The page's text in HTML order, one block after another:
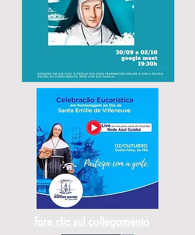
fare clic sul collegamento